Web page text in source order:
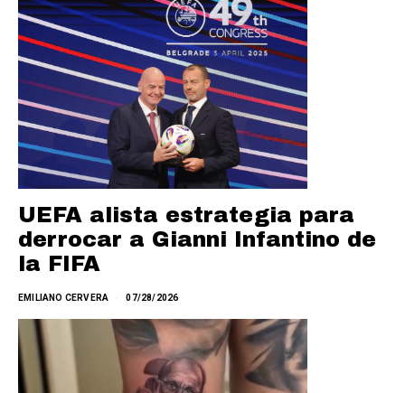
UEFA alista estrategia para
derrocar a Gianni Infantino de
la FIFA
EMILIANO CERVERA 07/28/2026